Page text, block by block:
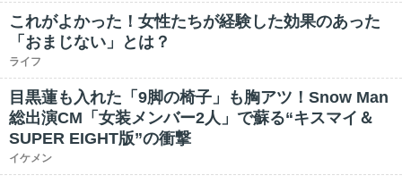
これがよかった！女性たちが経験した効果のあった
「おまじない」とは？
ライフ
目黒蓮も入れた「9脚の椅子」も胸アツ！Snow Man
総出演CM「女装メンバー2人」で蘇る“キスマイ＆
SUPER EIGHT版”の衝撃
イケメン